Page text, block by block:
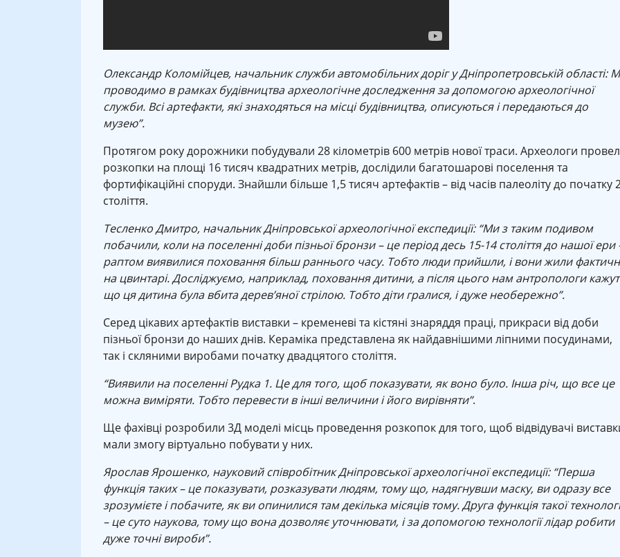
Олександр Коломійцев, начальник служби автомобільних доріг у Дніпропетровській області:
проводимо в рамках будівництва археологічне доследження за допомогою археологічної
служби. Всі артефакти, які знаходяться на місці будівництва, описуються і передаються до
музею”.
Протягом року дорожники побудували 28 кілометрів 600 метрів нової траси. Археологи
розкопки на площі 16 тисяч квадратних метрів, дослідили багатошарові поселення та
фортифікаційні споруди. Знайшли більше 1,5 тисяч артефактів – від часів палеоліту до початку
століття.
Тесленко Дмитро, начальник Дніпровської археологічної експедиції: “Ми з таким подивом
побачили, коли на поселенні доби пізньої бронзи – це період десь 15-14 століття до нашої ери
раптом виявилися поховання більш раннього часу. Тобто люди прийшли, і вони жили
на цвинтарі. Досліджуємо, наприклад, поховання дитини, а після цього нам антропологи
що ця дитина була вбита дерев’яної стрілою. Тобто діти гралися, і дуже необережно”.
Серед цікавих артефактів виставки – кременеві та кістяні знаряддя праці, прикраси від доби
пізньої бронзи до наших днів. Кераміка представлена як найдавнішими ліпними посудинами,
так і скляними виробами початку двадцятого століття.
“Виявили на поселенні Рудка 1. Це для того, щоб показувати, як воно було. Інша річ, що все це
можна виміряти. Тобто перевести в інші величини і його вирівняти”.
Ще фахівці розробили 3Д моделі місць проведення розкопок для того, щоб відвідувачі
мали змогу віртуально побувати у них.
Ярослав Ярошенко, науковий співробітник Дніпровської археологічної експедиції: “Перша
функція таких – це показувати, розказувати людям, тому що, надягнувши маску, ви одразу все
зрозумієте і побачите, як ви опинилися там декілька місяців тому. Друга функція такої
– це суто наукова, тому що вона дозволяє уточнювати, і за допомогою технології лідар робити
дуже точні вироби”.